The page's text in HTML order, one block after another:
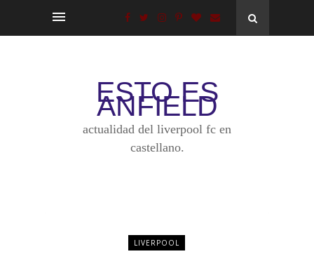
ESTO ES
ANFIELD
actualidad del liverpool fc en
castellano.
LIVERPOOL